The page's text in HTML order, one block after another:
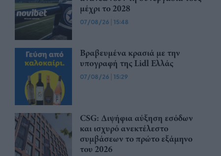
μέχρι το 2028
07/08/26 | 15:48
Βραβευμένα κρασιά με την
υπογραφή της Lidl Ελλάς
07/08/26 | 15:29
CSG: Διψήφια αύξηση εσόδων
και ισχυρό ανεκτέλεστο
συμβάσεων το πρώτο εξάμηνο
του 2026